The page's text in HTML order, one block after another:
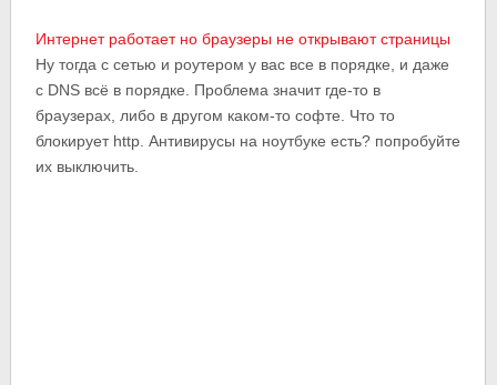
Интернет работает но браузеры не открывают страницы
Ну тогда с сетью и роутером у вас все в порядке, и даже
с DNS всё в порядке. Проблема значит где-то в
браузерах, либо в другом каком-то софте. Что то
блокирует http. Антивирусы на ноутбуке есть? попробуйте
их выключить.